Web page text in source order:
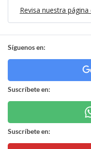
Revisa nuestra
Síguenos en:
Suscríbete en:
Suscríbete en: